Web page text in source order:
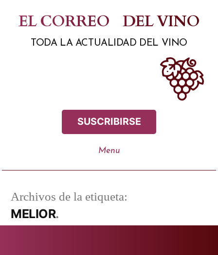
contenido
EL CORREO DEL VINO
TODA LA ACTUALIDAD DEL VINO
SUSCRIBIRSE
Archivos de la etiqueta:
MELIOR